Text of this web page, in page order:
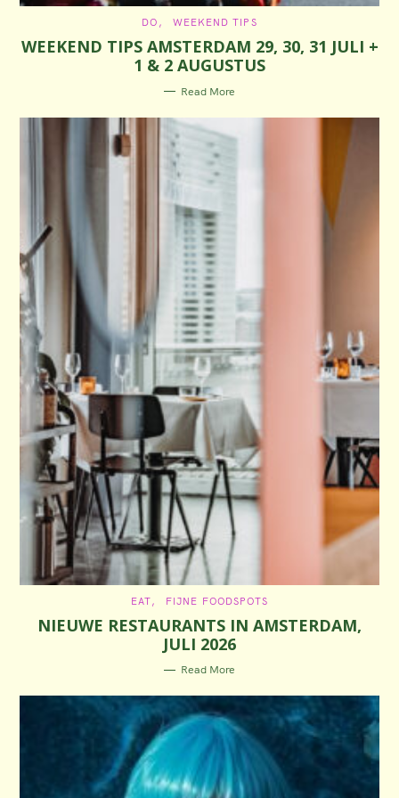
C
T
E
G
O
R
I
DO WEEKEND TIPS
WEEKEND TIPS AMSTERDAM 29, 30, 31 JULI +
1 & 2 AUGUSTUS
Read More
C
T
E
G
O
R
I
S
EAT FIJNE FOODSPOTS
NIEUWE RESTAURANTS IN AMSTERDAM,
JULI 2026
Read More